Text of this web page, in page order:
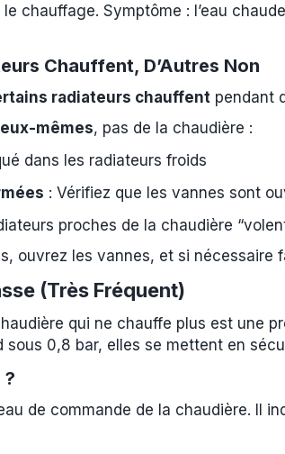
chauffage. Symptôme : l’eau
Chauffent, D’Autres Non
radiateurs chauffent pendant
mêmes, pas de la chaudière :
dans les radiateurs froids
: Vérifiez que les vannes sont
proches de la chaudière
ouvrez les vannes, et si nécessaire
(Très Fréquent)
qui ne chauffe plus est une
sous 0,8 bar, elles se mettent en
de commande de la chaudière. Il